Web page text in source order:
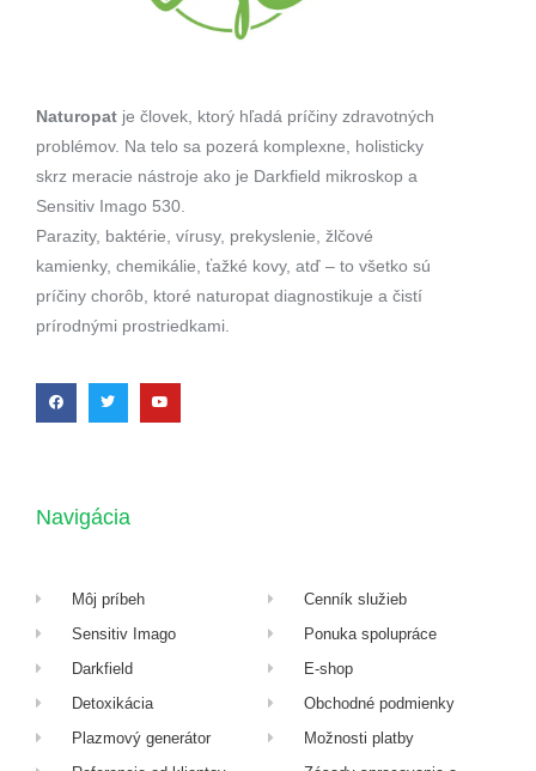
Naturopat je človek, ktorý hľadá príčiny zdravotných
problémov. Na telo sa pozerá komplexne, holisticky
skrz meracie nástroje ako je Darkfield mikroskop a
Sensitiv Imago 530.
Parazity, baktérie, vírusy, prekyslenie, žlčové
kamienky, chemikálie, ťažké kovy, atď – to všetko sú
príčiny chorôb, ktoré naturopat diagnostikuje a čistí
prírodnými prostriedkami.
Navigácia
Môj príbeh
Sensitiv Imago
Darkfield
Detoxikácia
Plazmový generátor
Cenník služieb
Ponuka spolupráce
E-shop
Obchodné podmienky
Možnosti platby